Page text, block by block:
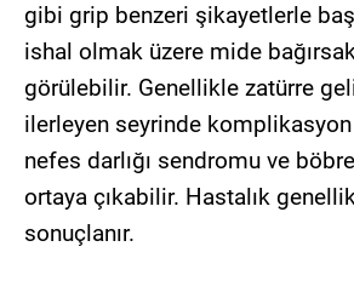
gibi grip benzeri şikayetlerle
ishal olmak üzere mide
görülebilir. Genellikle zatürre
ilerleyen seyrinde
nefes darlığı sendromu ve
ortaya çıkabilir. Hastalık
sonuçlanır.